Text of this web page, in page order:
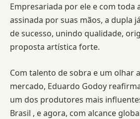
Empresariada por ele e com toda
assinada por suas mãos, a dupla
de sucesso, unindo qualidade,
proposta artística forte.
Com talento de sobra e um olhar
mercado, Eduardo Godoy
um dos produtores mais
Brasil , e agora, com alcance